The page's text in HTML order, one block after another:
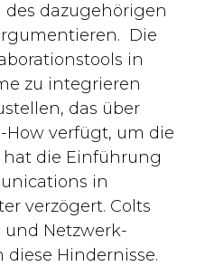
dazugehörigen
Die
in
zu integrieren
das über
verfügt, um die
hat die Einführung
in
verzögert. Colts
und Netzwerk-
diese Hindernisse.